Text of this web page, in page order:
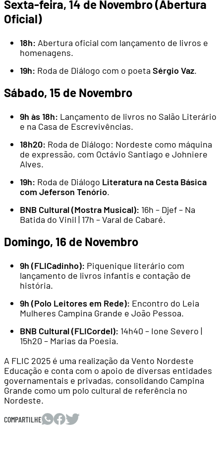
Sexta-feira, 14 de Novembro (Abertura
Oficial)
18h: Abertura oficial com lançamento de livros e
homenagens.
19h: Roda de Diálogo com o poeta Sérgio Vaz.
Sábado, 15 de Novembro
9h às 18h: Lançamento de livros no Salão Literário
e na Casa de Escrevivências.
18h20: Roda de Diálogo: Nordeste como máquina
de expressão, com Octávio Santiago e Johniere
Alves.
19h: Roda de Diálogo Literatura na Cesta Básica
com Jeferson Tenório.
BNB Cultural (Mostra Musical): 16h – Djef – Na
Batida do Vinil | 17h – Varal de Cabaré.
Domingo, 16 de Novembro
9h (FLICadinho): Piquenique literário com
lançamento de livros infantis e contação de
história.
9h (Polo Leitores em Rede): Encontro do Leia
Mulheres Campina Grande e João Pessoa.
BNB Cultural (FLICordel): 14h40 – Ione Severo |
15h20 – Marias da Poesia.
A FLIC 2025 é uma realização da Vento Nordeste
Educação e conta com o apoio de diversas entidades
governamentais e privadas, consolidando Campina
Grande como um polo cultural de referência no
Nordeste.
COMPARTILHE